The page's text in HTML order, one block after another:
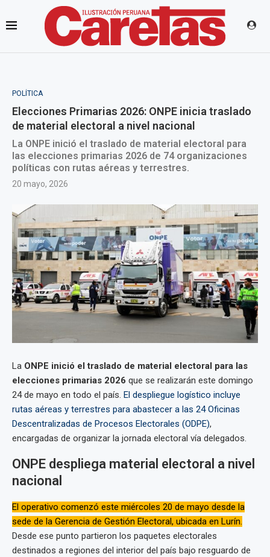
POLÍTICA
Elecciones Primarias 2026: ONPE inicia traslado
de material electoral a nivel nacional
La ONPE inició el traslado de material electoral para
las elecciones primarias 2026 de 74 organizaciones
políticas con rutas aéreas y terrestres.
20 mayo, 2026
La ONPE inició el traslado de material electoral para las
elecciones primarias 2026 que se realizarán este domingo
24 de mayo en todo el país. El despliegue logístico incluye
rutas aéreas y terrestres para abastecer a las 24 Oficinas
Descentralizadas de Procesos Electorales (ODPE),
encargadas de organizar la jornada electoral vía delegados.
ONPE despliega material electoral a nivel
nacional
El operativo comenzó este miércoles 20 de mayo desde la
sede de la Gerencia de Gestión Electoral, ubicada en Lurín.
Desde ese punto partieron los paquetes electorales
destinados a regiones del interior del país bajo resguardo de